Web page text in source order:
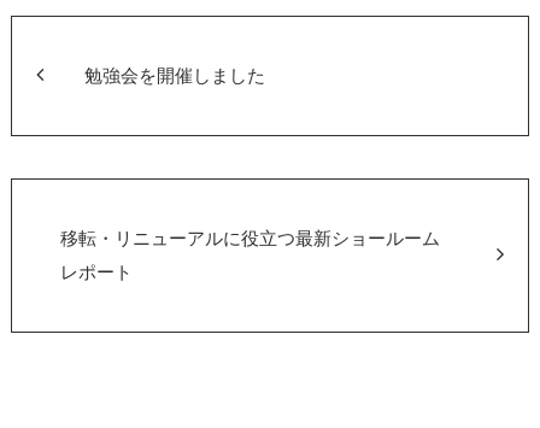
勉強会を開催しました
移転・リニューアルに役立つ最新ショールーム
レポート